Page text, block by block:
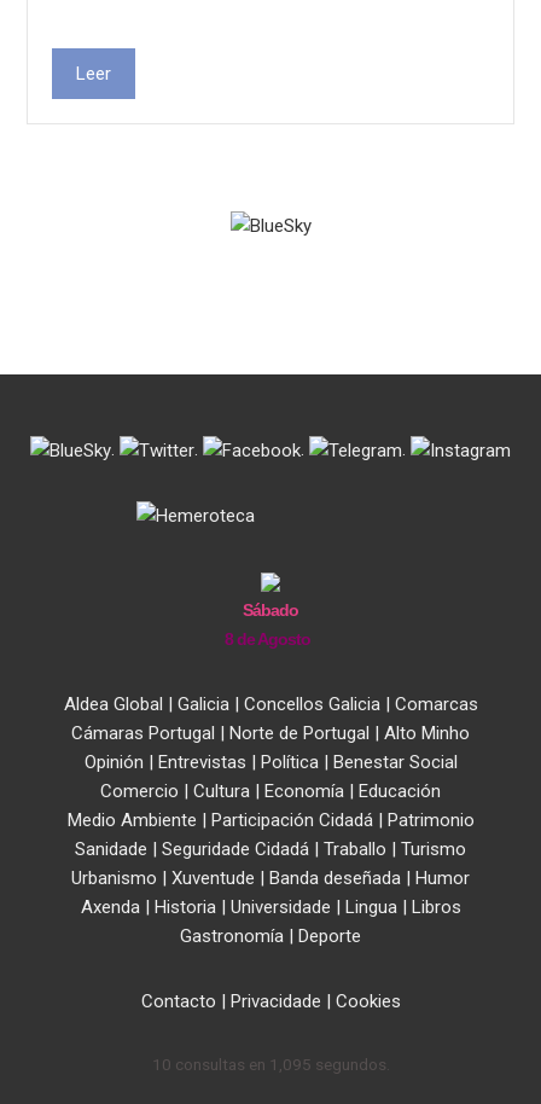
Leer
. . . .
Sábado
8 de Agosto
Aldea Global | Galicia| Concellos Galicia| Comarcas
Cámaras Portugal | Norte de Portugal | Alto Minho
Opinión | Entrevistas | Política| Benestar Social
Comercio | Cultura | Economía | Educación
Medio Ambiente | Participación Cidadá| Patrimonio
Sanidade | Seguridade Cidadá | Traballo | Turismo
Urbanismo | Xuventude | Banda deseñada | Humor
Axenda| Historia| Universidade | Lingua| Libros
Gastronomía | Deporte
Contacto | Privacidade | Cookies
10 consultas en 1,095 segundos.